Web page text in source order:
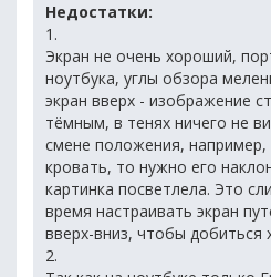
Недостатки:
1.
Экран не очень хороший,
ноутбука, углы обзора
экран вверх - изображение
тёмным, в тенях ничего не
смене положения,
кровать, то нужно его
картинка посветлела. Это
время настраивать экран
вверх-вниз, чтобы добиться
2.